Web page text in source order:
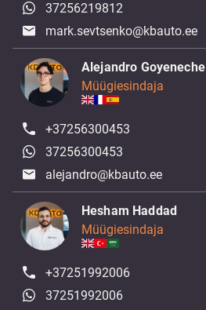
37256219812
mark.sevtsenko@kbauto.ee
Alejandro Goyeneche
Müügiesindaja
+37256300453
37256300453
alejandro@kbauto.ee
Hesham Haddad
Müügiesindaja
+37251992006
37251992006